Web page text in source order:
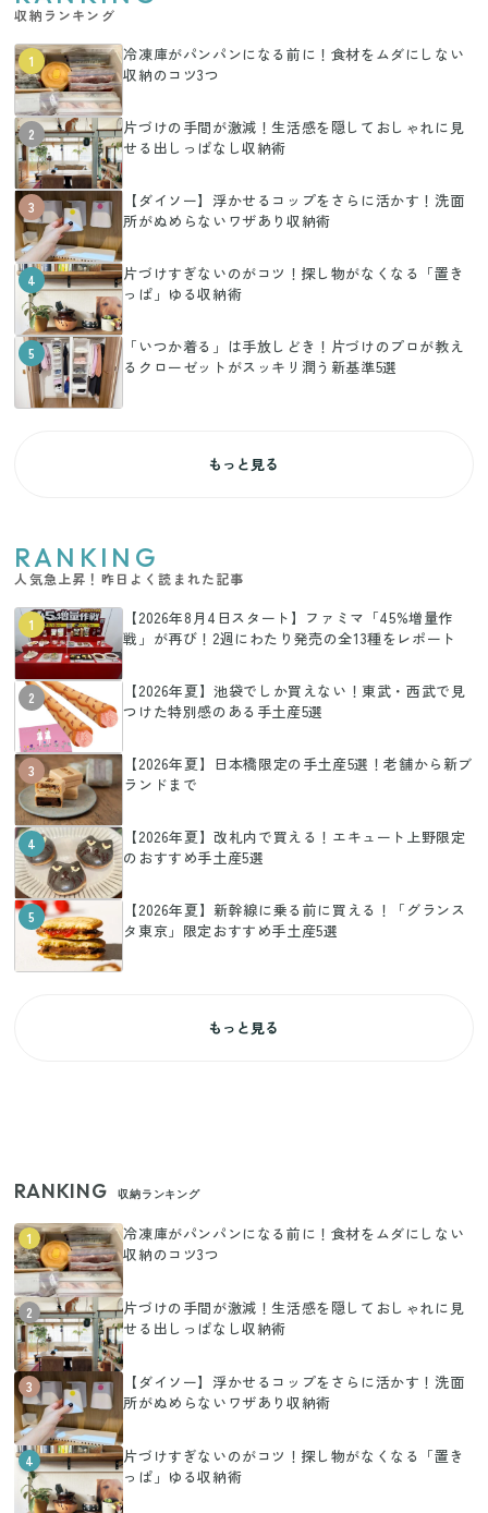
収納ランキング
1
冷凍庫がパンパンになる前に！食材をムダにしない
収納のコツ3つ
2
片づけの手間が激減！生活感を隠しておしゃれに見
せる出しっぱなし収納術
3
【ダイソー】浮かせるコップをさらに活かす！洗面
所がぬめらないワザあり収納術
4
片づけすぎないのがコツ！探し物がなくなる「置き
っぱ」ゆる収納術
5
「いつか着る」は手放しどき！片づけのプロが教え
るクローゼットがスッキリ潤う新基準5選
もっと見る
RANKING
人気急上昇！昨日よく読まれた記事
1
【2026年8月4日スタート】ファミマ「45%増量作
戦」が再び！2週にわたり発売の全13種をレポート
2
【2026年夏】池袋でしか買えない！東武・西武で見
つけた特別感のある手土産5選
3
【2026年夏】日本橋限定の手土産5選！老舗から新ブ
ランドまで
4
【2026年夏】改札内で買える！エキュート上野限定
のおすすめ手土産5選
5
【2026年夏】新幹線に乗る前に買える！「グランス
タ東京」限定おすすめ手土産5選
もっと見る
RANKING 収納ランキング
1
冷凍庫がパンパンになる前に！食材をムダにしない
収納のコツ3つ
2
片づけの手間が激減！生活感を隠しておしゃれに見
せる出しっぱなし収納術
3
【ダイソー】浮かせるコップをさらに活かす！洗面
所がぬめらないワザあり収納術
4
片づけすぎないのがコツ！探し物がなくなる「置き
っぱ」ゆる収納術